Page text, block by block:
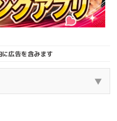
に広告を含みます
▼
原宿エリア）でマッチング